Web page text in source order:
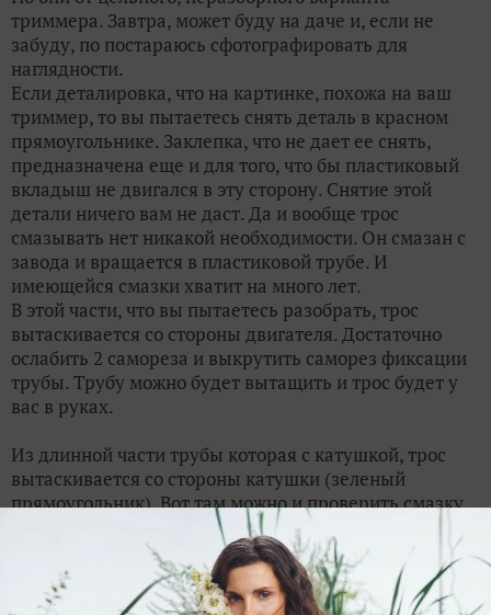
триммера. Завтра, может буду на даче и, если не
забуду, по постараюсь сфотографировать для
наглядности.
Если деталировка, что на картинке, похожа на ваш
триммер, то вы пытаетесь снять деталь в красном
прямоугольнике. Заклепка, что не дает ее снять,
предназначена еще и для того, что бы пластиковый
вкладыш не двигался в эту сторону. Снятие этой
детали ничего вам не даст. Да и вообще трос
смазывать нет никакой необходимости. Он смазан с
завода и вращается в пластиковой трубе. И
имеющейся смазки хватит на много лет.
В этой части, что вы пытаетесь разобрать, трос
вытаскивается со стороны двигателя. Достаточно
ослабить 2 самореза и выкрутить саморез фиксации
трубы. Трубу можно будет вытащить и трос будет у
вас в руках.
Из длинной части трубы которая с катушкой, трос
вытаскивается со стороны катушки (зеленый
прямоугольник). Вот там можно и проверить смазку,
поскольку трос изгибается, трение там повышенное и
отсутствие смазки со временем приведет к поломке.
Если же у вас в этом месте (зеленый прямоугольник)
находиться редуктор, а труба без изгиба, то проверка